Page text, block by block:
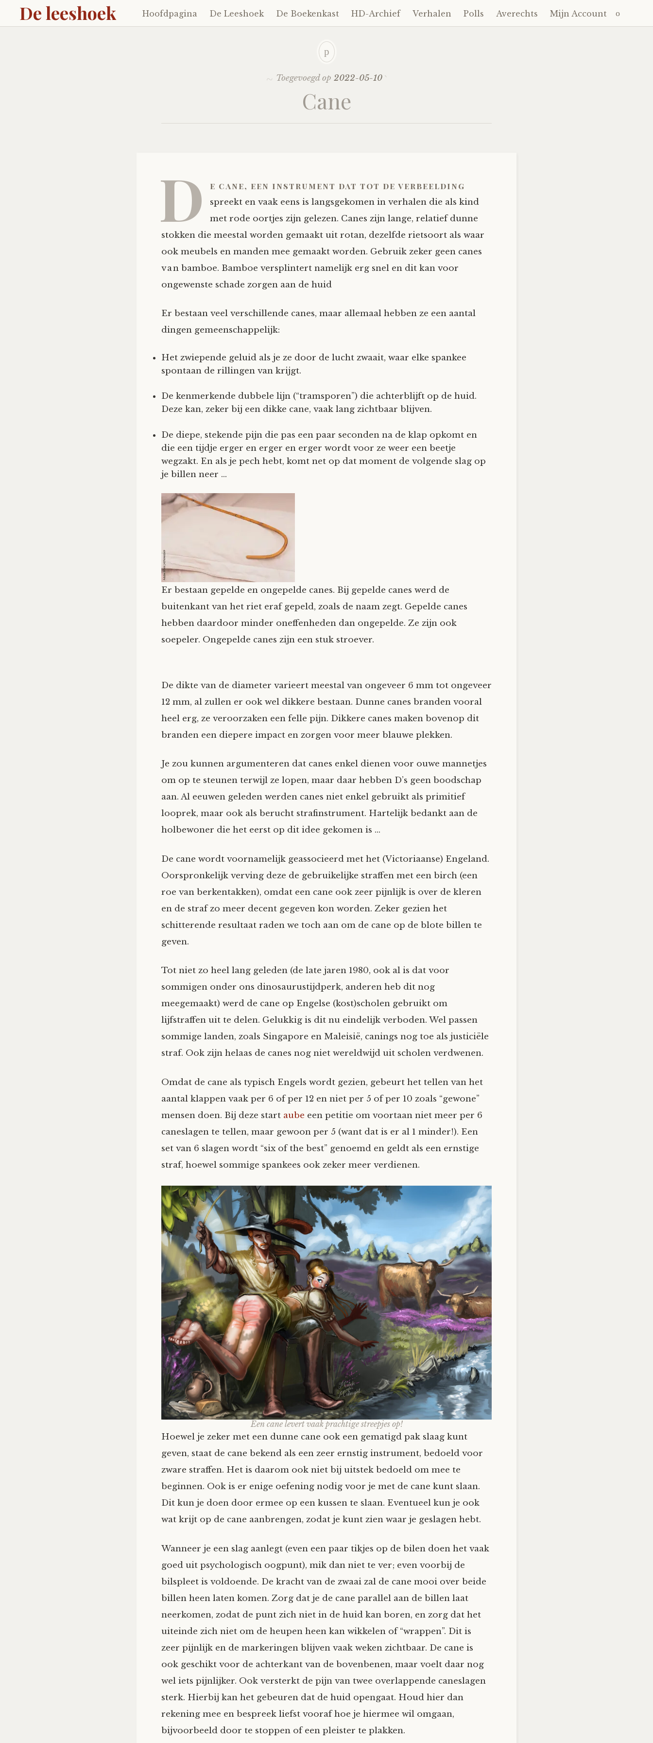
De leeshoek
Skip
to
Hoofdpagina De Leeshoek De Boekenkast HD-Archief Verhalen Polls Averechts Mijn Account
Zoeken
Toegevoegd op2022-05-10
Cane
D e cane, een instrument dat tot de verbeelding
spreekt en vaak eens is langsgekomen in verhalen die als kind
met rode oortjes zijn gelezen. Canes zijn lange, relatief dunne
stokken die meestal worden gemaakt uit rotan, dezelfde rietsoort als waar
ook meubels en manden mee gemaakt worden. Gebruik zeker geen canes
van bamboe. Bamboe versplintert namelijk erg snel en dit kan voor
ongewenste schade zorgen aan de huid
Er bestaan veel verschillende canes, maar allemaal hebben ze een aantal
dingen gemeenschappelijk:
Het zwiepende geluid als je ze door de lucht zwaait, waar elke spankee
spontaan de rillingen van krijgt.
De kenmerkende dubbele lijn (“tramsporen”) die achterblijft op de huid.
Deze kan, zeker bij een dikke cane, vaak lang zichtbaar blijven.
De diepe, stekende pijn die pas een paar seconden na de klap opkomt en
die een tijdje erger en erger en erger wordt voor ze weer een beetje
wegzakt. En als je pech hebt, komt net op dat moment de volgende slag op
je billen neer …
Er bestaan gepelde en ongepelde canes. Bij gepelde canes werd de
buitenkant van het riet eraf gepeld, zoals de naam zegt. Gepelde canes
hebben daardoor minder oneffenheden dan ongepelde. Ze zijn ook
soepeler. Ongepelde canes zijn een stuk stroever.
De dikte van de diameter varieert meestal van ongeveer 6 mm tot ongeveer
12 mm, al zullen er ook wel dikkere bestaan. Dunne canes branden vooral
heel erg, ze veroorzaken een felle pijn. Dikkere canes maken bovenop dit
branden een diepere impact en zorgen voor meer blauwe plekken.
Je zou kunnen argumenteren dat canes enkel dienen voor ouwe mannetjes
om op te steunen terwijl ze lopen, maar daar hebben D’s geen boodschap
aan. Al eeuwen geleden werden canes niet enkel gebruikt als primitief
looprek, maar ook als berucht strafinstrument. Hartelijk bedankt aan de
holbewoner die het eerst op dit idee gekomen is …
De cane wordt voornamelijk geassocieerd met het (Victoriaanse) Engeland.
Oorspronkelijk verving deze de gebruikelijke straffen met een birch (een
roe van berkentakken), omdat een cane ook zeer pijnlijk is over de kleren
en de straf zo meer decent gegeven kon worden. Zeker gezien het
schitterende resultaat raden we toch aan om de cane op de blote billen te
geven.
Tot niet zo heel lang geleden (de late jaren 1980, ook al is dat voor
sommigen onder ons dinosaurustijdperk, anderen heb dit nog
meegemaakt) werd de cane op Engelse (kost)scholen gebruikt om
lijfstraffen uit te delen. Gelukkig is dit nu eindelijk verboden. Wel passen
sommige landen, zoals Singapore en Maleisië, canings nog toe als justiciële
straf. Ook zijn helaas de canes nog niet wereldwijd uit scholen verdwenen.
Omdat de cane als typisch Engels wordt gezien, gebeurt het tellen van het
aantal klappen vaak per 6 of per 12 en niet per 5 of per 10 zoals “gewone”
mensen doen. Bij deze start aube een petitie om voortaan niet meer per 6
caneslagen te tellen, maar gewoon per 5 (want dat is er al 1 minder!). Een
set van 6 slagen wordt “six of the best” genoemd en geldt als een ernstige
straf, hoewel sommige spankees ook zeker meer verdienen.
Een cane levert vaak prachtige streepjes op!
Hoewel je zeker met een dunne cane ook een gematigd pak slaag kunt
geven, staat de cane bekend als een zeer ernstig instrument, bedoeld voor
zware straffen. Het is daarom ook niet bij uitstek bedoeld om mee te
beginnen. Ook is er enige oefening nodig voor je met de cane kunt slaan.
Dit kun je doen door ermee op een kussen te slaan. Eventueel kun je ook
wat krijt op de cane aanbrengen, zodat je kunt zien waar je geslagen hebt.
Wanneer je een slag aanlegt (even een paar tikjes op de bilen doen het vaak
goed uit psychologisch oogpunt), mik dan niet te ver; even voorbij de
bilspleet is voldoende. De kracht van de zwaai zal de cane mooi over beide
billen heen laten komen. Zorg dat je de cane parallel aan de billen laat
neerkomen, zodat de punt zich niet in de huid kan boren, en zorg dat het
uiteinde zich niet om de heupen heen kan wikkelen of “wrappen”. Dit is
zeer pijnlijk en de markeringen blijven vaak weken zichtbaar. De cane is
ook geschikt voor de achterkant van de bovenbenen, maar voelt daar nog
wel iets pijnlijker. Ook versterkt de pijn van twee overlappende caneslagen
sterk. Hierbij kan het gebeuren dat de huid opengaat. Houd hier dan
rekening mee en bespreek liefst vooraf hoe je hiermee wil omgaan,
bijvoorbeeld door te stoppen of een pleister te plakken.